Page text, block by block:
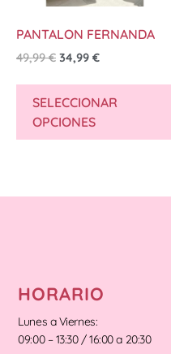
PANTALON FERNANDA
49,99€ 34,99 €
SELECCIONAR
OPCIONES
HORARIO
Lunes a Viernes:
09:00 – 13:30 / 16:00 a 20:30